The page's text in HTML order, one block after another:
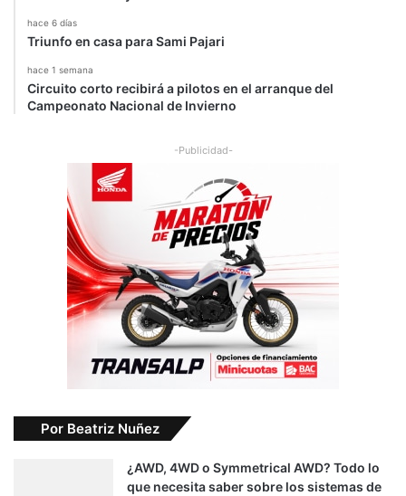
hace 6 días
Triunfo en casa para Sami Pajari
hace 1 semana
Circuito corto recibirá a pilotos en el arranque del
Campeonato Nacional de Invierno
-Publicidad-
Por Beatriz Nuñez
¿AWD, 4WD o Symmetrical AWD? Todo lo
que necesita saber sobre los sistemas de